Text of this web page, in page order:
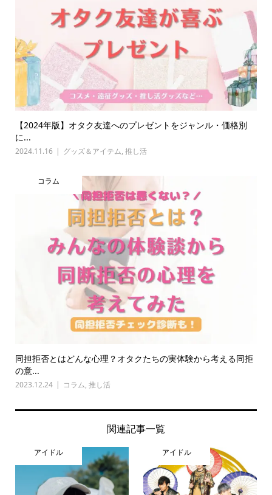
【2024年版】オタク友達へのプレゼントをジャンル・価格別
に...
2024.11.16 グッズ＆アイテム, 推し活
コラム
同担拒否とはどんな心理？オタクたちの実体験から考える同拒
の意...
2023.12.24 コラム, 推し活
関連記事一覧
アイドル アイドル